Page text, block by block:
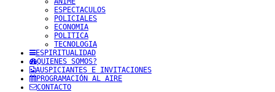
ESPECTACULOS
POLICIALES
ECONOMIA
POLITICA
TECNOLOGIA
ESPIRITUALIDAD
QUIENES SOMOS?
AUSPICIANTES E INVITACIONES
PROGRAMACIÓN AL AIRE
CONTACTO